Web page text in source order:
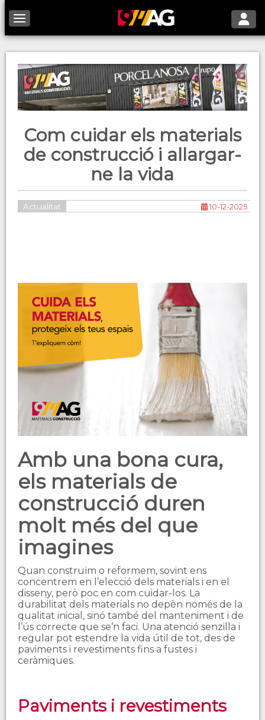
Toggle navigation
Com cuidar els materials
de construcció i allargar-
ne la vida
Actualitat 10-12-2025
Amb una bona cura,
els materials de
construcció duren
molt més del que
imagines
Quan construïm o reformem, sovint ens
concentrem en l’elecció dels materials i en el
disseny, però poc en com cuidar-los. La
durabilitat dels materials no depèn només de la
qualitat inicial, sinó també del manteniment i de
l’ús correcte que se’n faci. Una atenció senzilla i
regular pot estendre la vida útil de tot, des de
paviments i revestiments fins a fustes i
ceràmiques.
Paviments i revestiments